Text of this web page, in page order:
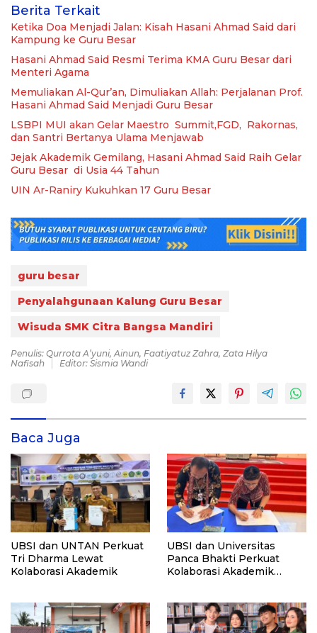
Berita Terkait
Ketika Doa Menjadi Jalan: Kisah Hasani Ahmad Said dari
Hasani Ahmad Said Resmi Terima KMA Guru Besar dari
Menteri Agama
Memuliakan Al-Qur’an, Dimuliakan Allah: Perjalanan Prof.
Hasani Ahmad Said Menjadi Guru Besar
LSBPI MUI akan Gelar Maestro Summit,FGD, Rakornas,
dan Santri Bertanya Ulama Menjawab
Jejak Akademik Gemilang, Hasani Ahmad Said Raih Gelar
Guru Besar di Usia 44 Tahun
UIN Ar-Raniry Kukuhkan 17 Guru Besar
guru besar
Penyalahgunaan Kalung Guru Besar
Wisuda SMK Citra Bangsa Mandiri
Penulis: Qurrota A’yuni, Ainun, Faatiyatuz Zahra, Zata Hilya
Nafisah
Editor: Sismia Wandi
Baca Juga
UBSI dan UNTAN Perkuat
Tri Dharma Lewat
Kolaborasi Akademik
UBSI dan Universitas
Panca Bhakti Perkuat
Kolaborasi Akademik